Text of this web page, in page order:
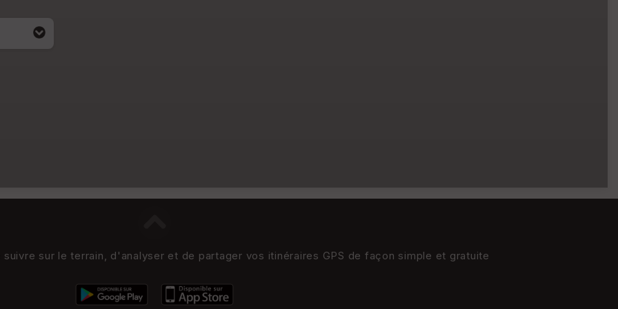
sur le terrain, d'analyser et de partager vos itinéraires GPS de façon simple et gratuite